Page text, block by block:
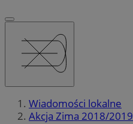
Wiadomości lokalne
Akcja Zima 2018/2019